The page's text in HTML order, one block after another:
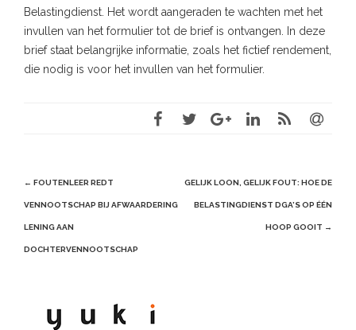
Belastingdienst. Het wordt aangeraden te wachten met het
invullen van het formulier tot de brief is ontvangen. In deze
brief staat belangrijke informatie, zoals het fictief rendement,
die nodig is voor het invullen van het formulier.
Post
navigation
← FOUTENLEER REDT
VENNOOTSCHAP BIJ AFWAARDERING
LENING AAN
DOCHTERVENNOOTSCHAP
GELIJK LOON, GELIJK FOUT: HOE DE
BELASTINGDIENST DGA’S OP ÉÉN
HOOP GOOIT →